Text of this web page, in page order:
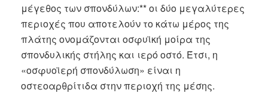
μέγεθος των σπονδύλων:** οι δύο μεγαλύτερες
περιοχές που αποτελούν το κάτω μέρος της
πλάτης ονομάζονται οσφυϊκή μοίρα της
σπονδυλικής στήλης και ιερό οστό. Έτσι, η
«οσφυοϊερή σπονδύλωση» είναι η
οστεοαρθρίτιδα στην περιοχή της μέσης.